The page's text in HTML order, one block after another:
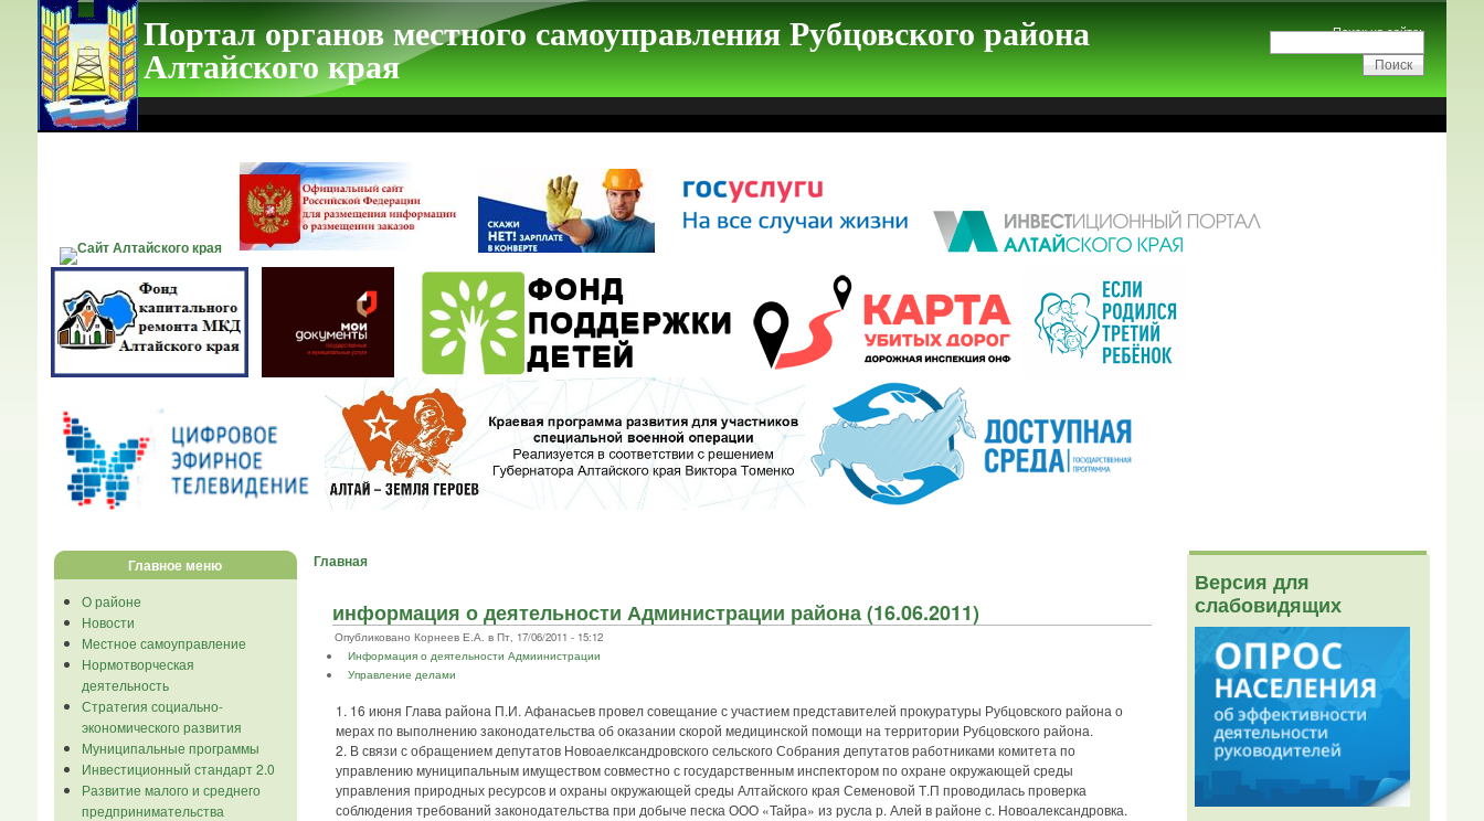
Портал органов местного самоуправления Рубцовского района
Алтайского края
Поиск на сайте:
Главное меню
О районе
Новости
Местное самоуправление
Нормотворческая
деятельность
Стратегия социально-
экономического развития
Муниципальные программы
Инвестиционный стандарт 2.0
Развитие малого и среднего
предпринимательства
Главная
информация о деятельности Администрации района (16.06.2011)
Опубликовано Корнеев Е.А. в Пт, 17/06/2011 - 15:12
Информация о деятельности Адмиинистрации
Управление делами
1. 16 июня Глава района П.И. Афанасьев провел совещание с участием представителей прокуратуры Рубцовского района о
мерах по выполнению законодательства об оказании скорой медицинской помощи на территории Рубцовского района.
2. В связи с обращением депутатов Новоаелксандровского сельского Собрания депутатов работниками комитета по
управлению муниципальным имуществом совместно с государственным инспектором по охране окружающей среды
управления природных ресурсов и охраны окружающей среды Алтайского края Семеновой Т.П проводилась проверка
соблюдения требований законодательства при добыче песка ООО «Тайра» из русла р. Алей в районе с. Новоалександровка.
Версия для
слабовидящих